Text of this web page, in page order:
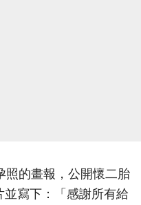
照的畫報，公開懷二胎
寫下：「感謝所有給